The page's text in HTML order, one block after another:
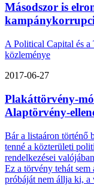
Másodszor is
A Political Capital és a
közleménye
2017-06-27
Plakáttörvény-
Alaptörvény-
Bár a listaáron történő
tenné a közterületi
rendelkezései
Ez a törvény tehát sem
próbáját nem állja ki, a